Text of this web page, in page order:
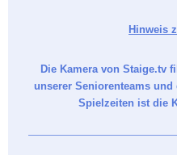
Hinweis
Die Kamera von Staige.tv
unserer Seniorenteams
Spielzeiten ist die